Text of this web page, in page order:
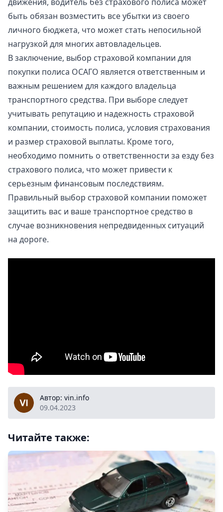
быть обязан возместить все убытки из своего
личного бюджета, что может стать непосильной
нагрузкой для многих автовладельцев.
В заключение, выбор страховой компании для
покупки полиса ОСАГО является ответственным и
важным решением для каждого владельца
транспортного средства. При выборе следует
учитывать репутацию и надежность страховой
компании, стоимость полиса, условия страхования
и размер страховой выплаты. Кроме того,
необходимо помнить о ответственности за езду без
страхового полиса, что может привести к
серьезным финансовым последствиям.
Правильный выбор страховой компании поможет
защитить вас и ваше транспортное средство в
случае возникновения непредвиденных ситуаций
на дороге.
vin.infoАвтор: vin.info
09.04.2023
Читайте также: